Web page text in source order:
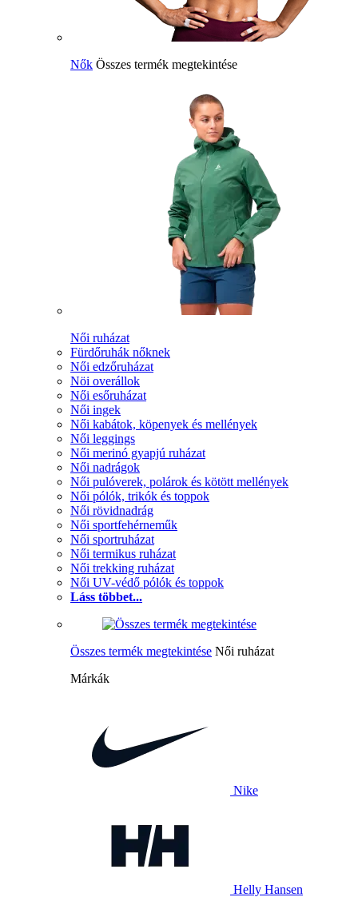
Nők Összes termék megtekintése
Női ruházat
Fürdőruhák nőknek
Női edzőruházat
Nöi overállok
Női esőruházat
Női ingek
Női kabátok, köpenyek és mellények
Női leggings
Női merinó gyapjú ruházat
Női nadrágok
Női pulóverek, polárok és kötött mellények
Női pólók, trikók és toppok
Női rövidnadrág
Női sportfehérneműk
Női sportruházat
Női termikus ruházat
Női trekking ruházat
Női UV-védő pólók és toppok
Láss többet...
Összes termék megtekintése Női ruházat
Márkák
Nike
Helly Hansen